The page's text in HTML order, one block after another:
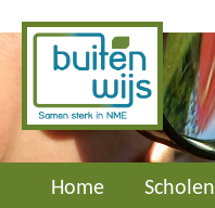
Home Scholen